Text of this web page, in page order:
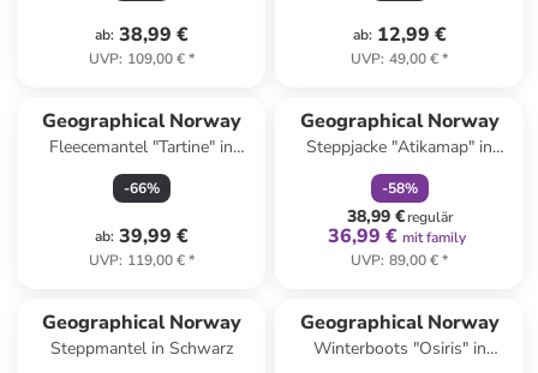
ab: 38,99 €
UVP: 109,00 €*
ab: 12,99 €
UVP: 49,00 €*
Geographical Norway
Fleecemantel "Tartine" in
Creme
-66%
ab: 39,99 €
UVP: 119,00 €*
Geographical Norway
Steppjacke "Atikamap" in
Dunkelbraun
-58%
38,99 €regulär
36,99 € mit family
UVP: 89,00 €*
Geographical Norway
Steppmantel in Schwarz
Geographical Norway
Winterboots "Osiris" in